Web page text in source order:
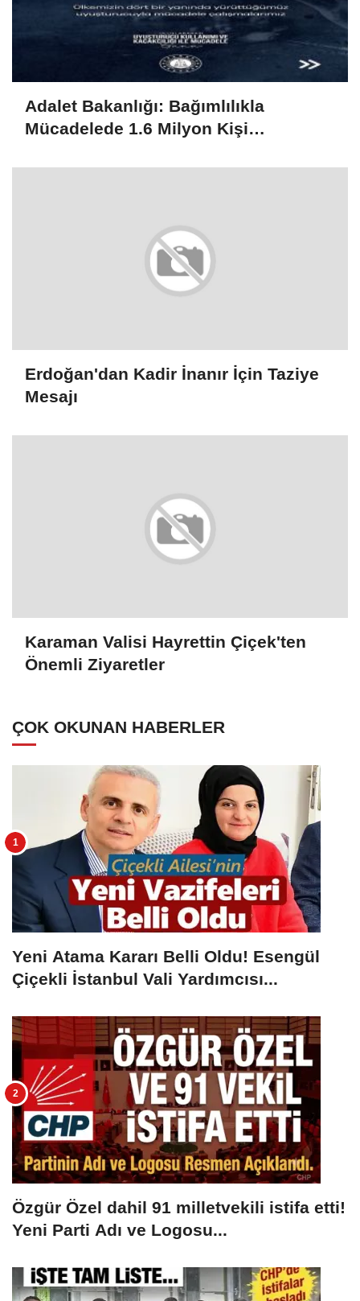
Adalet Bakanlığı: Bağımlılıkla
Mücadelede 1.6 Milyon Kişi
Erdoğan'dan Kadir İnanır İçin Taziye
Mesajı
Karaman Valisi Hayrettin Çiçek'ten
Önemli Ziyaretler
ÇOK OKUNAN HABERLER
Yeni Atama Kararı Belli Oldu! Esengül
Çiçekli İstanbul Vali Yardımcısı...
Özgür Özel dahil 91 milletvekili istifa etti!
Yeni Parti Adı ve Logosu...